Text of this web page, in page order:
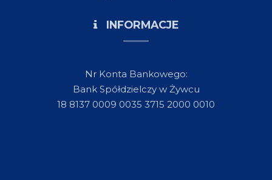
INFORMACJE
Nr Konta Bankowego:
Bank Spółdzielczy w Żywcu
18 8137 0009 0035 3715 2000 0010